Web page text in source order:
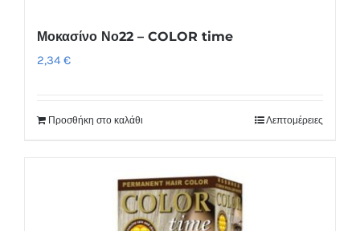
Μοκασίνο Νο22 – COLOR time
2,34 €
Προσθήκη στο καλάθι Λεπτομέρειες